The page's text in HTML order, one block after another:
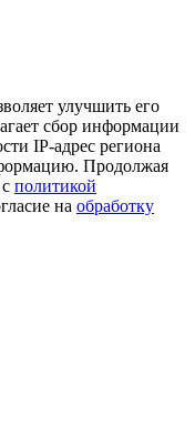
улучшить его
сбор информации
IP-адрес региона
Продолжая
политикой
на обработку